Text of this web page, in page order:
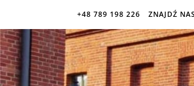
+48 789 198 226 ZNAJDŹ